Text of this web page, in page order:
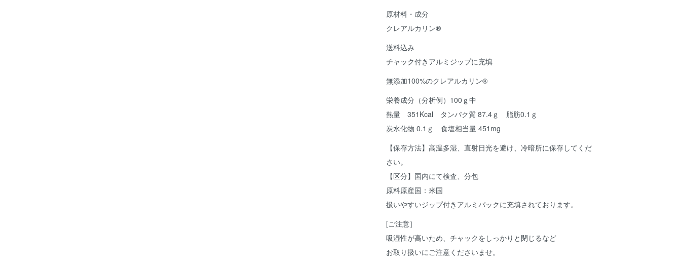
原材料・成分
クレアルカリン®
送料込み
チャック付きアルミジップに充填
無添加100%のクレアルカリン®
栄養成分（分析例）100ｇ中
熱量 351Kcal タンパク質 87.4ｇ 脂肪0.1ｇ
炭水化物 0.1ｇ 食塩相当量 451mg
【保存方法】高温多湿、直射日光を避け、冷暗所に保存してくだ
さい。
【区分】国内にて検査、分包
原料原産国：米国
扱いやすいジップ付きアルミパックに充填されております。
[ご注意］
吸湿性が高いため、チャックをしっかりと閉じるなど
お取り扱いにご注意くださいませ。